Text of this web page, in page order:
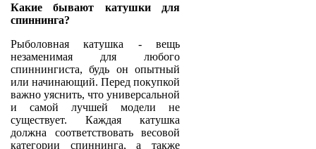
Какие бывают катушки для
спиннинга?
Рыболовная катушка - вещь
незаменимая для любого
спиннингиста, будь он опытный
или начинающий. Перед покупкой
важно уяснить, что универсальной
и самой лучшей модели не
существует. Каждая катушка
должна соответствовать весовой
категории спиннинга, а также